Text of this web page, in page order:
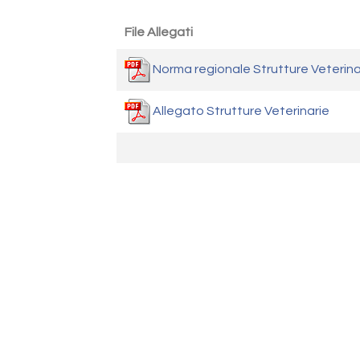
File Allegati
Norma regionale Strutture
Allegato Strutture Veterinarie